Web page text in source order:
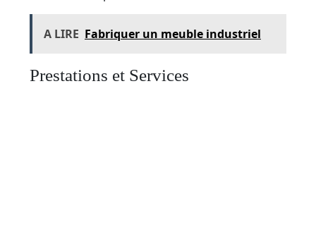
A LIRE Fabriquer un meuble industriel
Prestations et Services